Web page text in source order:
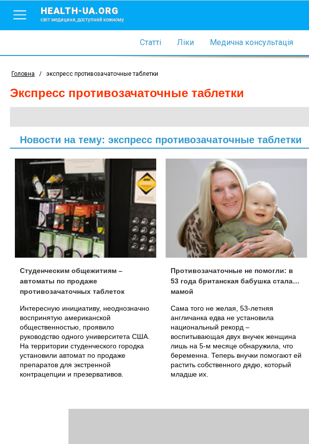
HEALTH-UA.ORG
світ медицини, доступний кожному
Статті Ліки Медична консультація
Головна / экспресс противозачаточные таблетки
экспресс противозачаточные таблетки
Новости на тему: экспресс противозачаточные таблетки
Студенческим общежитиям –
автоматы по продаже
противозачаточных таблеток
Интересную инициативу, неоднозначно
воспринятую американской
общественностью, проявило
руководство одного университета США.
На территории студенческого городка
установили автомат по продаже
препаратов для экстренной
контрацепции и презервативов.
Противозачаточные не помогли: в
53 года британская бабушка стала…
мамой
Сама того не желая, 53-летняя
англичанка едва не установила
национальный рекорд –
воспитывающая двух внучек женщина
лишь на 5-м месяце обнаружила, что
беременна. Теперь внучки помогают ей
растить собственного дядю, который
младше их.